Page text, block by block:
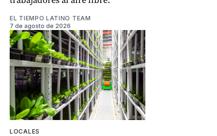
EL TIEMPO LATINO TEAM
7 de agosto de 2026
LOCALES